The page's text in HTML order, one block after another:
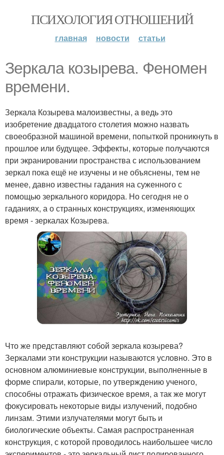
ПСИХОЛОГИЯ ОТНОШЕНИЙ
главная новости статьи
Зеркала козырева. Феномен
времени.
Зеркала Козырева малоизвестны, а ведь это
изобретение двадцатого столетия можно назвать
своеобразной машиной времени, попыткой проникнуть в
прошлое или будущее. Эффекты, которые получаются
при экранировании пространства с использованием
зеркал пока ещё не изучены и не объяснены, тем не
менее, давно известны гадания на суженного с
помощью зеркального коридора. Но сегодня не о
гаданиях, а о странных конструкциях, изменяющих
время - зеркалах Козырева.
Что же представляют собой зеркала козырева?
Зеркалами эти конструкции называются условно. Это в
основном алюминиевые конструкции, выполненные в
форме спирали, которые, по утверждению ученого,
способны отражать физическое время, а так же могут
фокусировать некоторые виды излучений, подобно
линзам. Этими излучателями могут быть и
биологические объекты. Самая распространенная
конструкция, с которой проводилось наибольшее число